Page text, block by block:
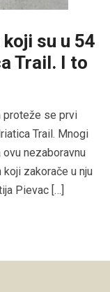
su u 54
Trail. I to
proteže se prvi
Trail. Mnogi
nezaboravnu
koji zakorače u nju
Pievac […]